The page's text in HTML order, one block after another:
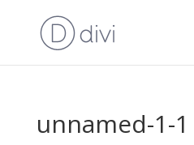
unnamed-1-1